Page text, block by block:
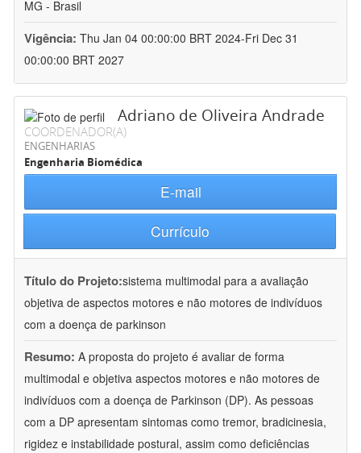
MG - Brasil
Vigência: Thu Jan 04 00:00:00 BRT 2024-Fri Dec 31
00:00:00 BRT 2027
Adriano de Oliveira Andrade
COORDENADOR(A)
ENGENHARIAS
Engenharia Biomédica
E-mail
Currículo
Título do Projeto:sistema multimodal para a avaliação
objetiva de aspectos motores e não motores de indivíduos
com a doença de parkinson
Resumo: A proposta do projeto é avaliar de forma
multimodal e objetiva aspectos motores e não motores de
indivíduos com a doença de Parkinson (DP). As pessoas
com a DP apresentam sintomas como tremor, bradicinesia,
rigidez e instabilidade postural, assim como deficiências